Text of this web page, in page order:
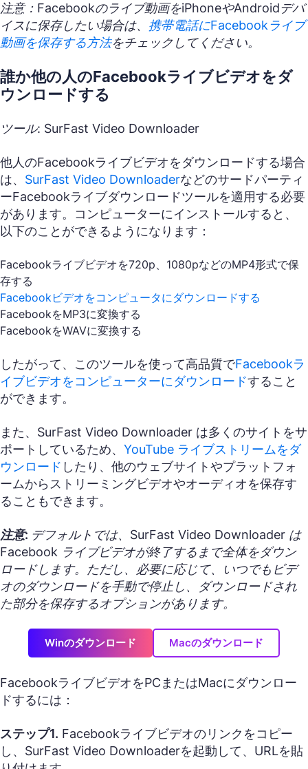
注意：Facebookのライブ動画をiPhoneやAndroidデバ
イスに保存したい場合は、 携帯電話にFacebookライブ
動画を保存する方法をチェックしてください。
誰か他の人のFacebookライブビデオをダ
ウンロードする
ツール: SurFast Video Downloader
他人のFacebookライブビデオをダウンロードする場合
は、 SurFast Video Downloaderなどのサードパーティ
ーFacebookライブダウンロードツールを適用する必要
があります。コンピューターにインストールすると、
以下のことができるようになります：
Facebookライブビデオを720p、1080pなどのMP4形式で保
存する
Facebookビデオをコンピュータにダウンロードする
FacebookをMP3に変換する
FacebookをWAVに変換する
したがって、このツールを使って高品質でFacebookラ
イブビデオをコンピューターにダウンロードすること
ができます。
また、SurFast Video Downloader は多くのサイトをサ
ポートしているため、 YouTube ライブストリームをダ
ウンロード したり、他のウェブサイトやプラットフォ
ームからストリーミングビデオやオーディオを保存す
ることもできます。
注意: デフォルトでは、SurFast Video Downloader は
Facebook ライブビデオが終了するまで全体をダウン
ロードします。ただし、必要に応じて、いつでもビデ
オのダウンロードを手動で停止し、ダウンロードされ
た部分を保存するオプションがあります。
Winのダウンロード Macのダウンロード
FacebookライブビデオをPCまたはMacにダウンロー
ドするには：
ステップ1. Facebookライブビデオのリンクをコピー
し、SurFast Video Downloaderを起動して、URLを貼